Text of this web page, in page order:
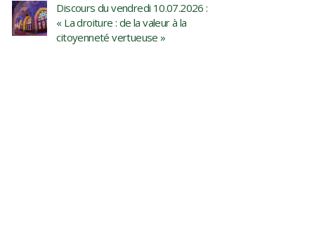
Discours du vendredi 10.07.2026 :
« La droiture : de la valeur à la
citoyenneté vertueuse »